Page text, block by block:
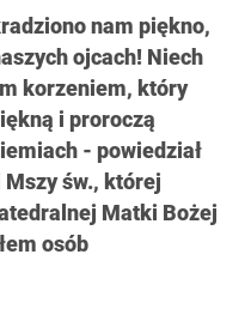
nam piękno,
ojcach! Niech
korzeniem, który
i proroczą
- powiedział
św., której
Matki Bożej
osób